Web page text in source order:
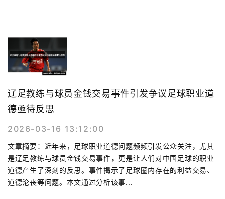
辽足教练与球员金钱交易事件引发争议足球职业道
德亟待反思
2026-03-16 13:12:00
文章摘要：近年来，足球职业道德问题频频引发公众关注，尤其
是辽足教练与球员金钱交易事件，更是让人们对中国足球的职业
道德产生了深刻的反思。事件揭示了足球圈内存在的利益交易、
道德沦丧等问题。本文通过分析该事...